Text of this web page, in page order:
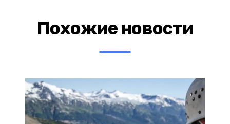
Похожие новости